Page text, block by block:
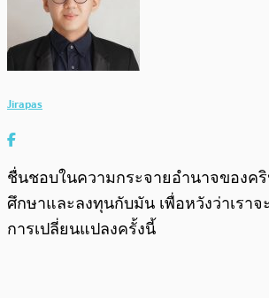
Jirapas
ชื่นชอบในความกระจายอำนาจของค
ศึกษาและลงทุนกับมัน เพื่อหวังว่าเราจ
การเปลี่ยนแปลงครั้งนี้